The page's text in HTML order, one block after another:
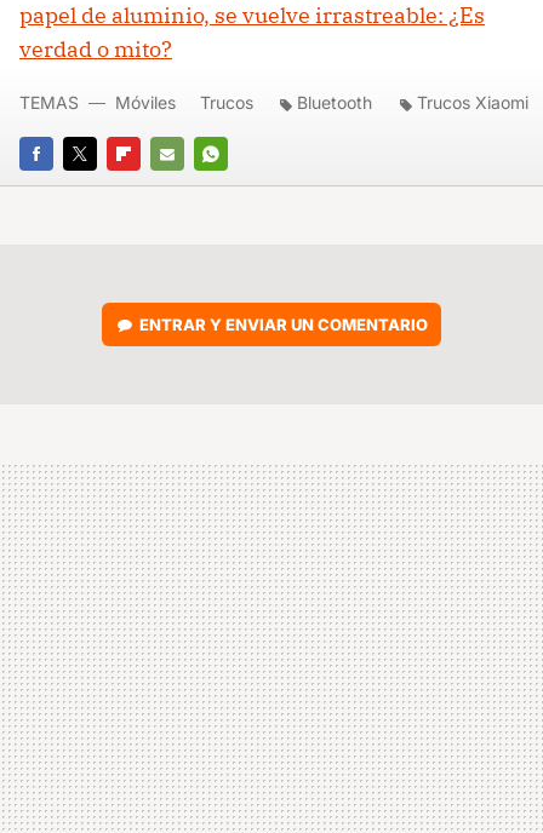
papel de aluminio, se vuelve irrastreable: ¿Es
verdad o mito?
FACEBOOK
TWITTERFLIPBOARD
E-
WHATSAPP
TEMAS Móviles Trucos Bluetooth Trucos Xiaomi
ENTRAR Y ENVIAR UN COMENTARIO